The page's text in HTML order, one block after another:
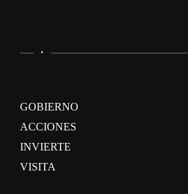
.
GOBIERNO
ACCIONES
INVIERTE
VISITA